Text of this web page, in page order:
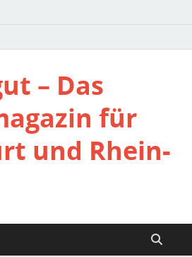
– Das
für
und Rhein-